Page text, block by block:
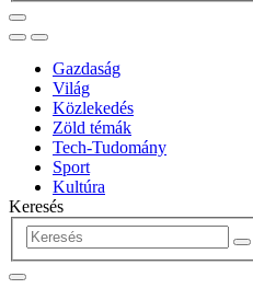
Gazdaság
Világ
Közlekedés
Zöld témák
Tech-Tudomány
Sport
Kultúra
Keresés